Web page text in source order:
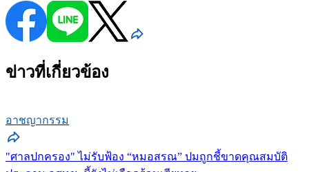
ข่าวที่เกี่ยวข้อง
อาชญากรรม
"ศาลปกครอง" ไม่รับฟ้อง “หมอสรณ” ปมถูกชี้ขาดคุณสมบัติ